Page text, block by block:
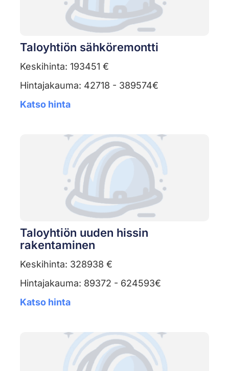
Taloyhtiön sähköremontti
Keskihinta: 193451 €
Hintajakauma: 42718 - 389574€
Katso hinta
Taloyhtiön uuden hissin
rakentaminen
Keskihinta: 328938 €
Hintajakauma: 89372 - 624593€
Katso hinta